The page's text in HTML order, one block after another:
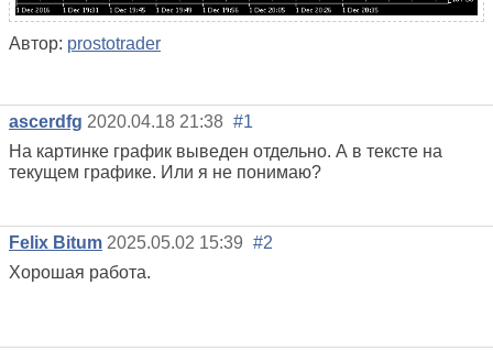
Автор: prostotrader
ascerdfg 2020.04.18 21:38 #1
На картинке график выведен отдельно. А в тексте на
текущем графике. Или я не понимаю?
Felix Bitum 2025.05.02 15:39 #2
Хорошая работа.